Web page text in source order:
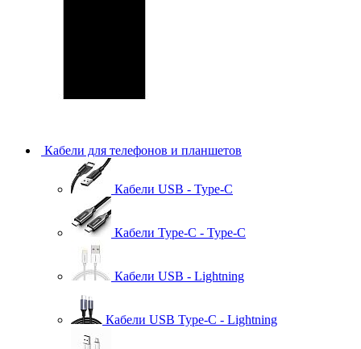
Кабели для телефонов и планшетов
Кабели USB - Type-C
Кабели Type-C - Type-C
Кабели USB - Lightning
Кабели USB Type-C - Lightning